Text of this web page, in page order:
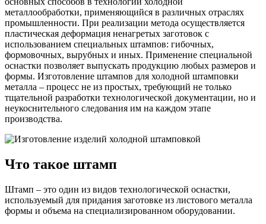
металлообработки, применяющийся в различных отраслях
промышленности. При реализации метода осуществляется
пластическая деформация ненагретых заготовок с
использованием специальных штампов: гибочных,
формовочных, вырубных и иных. Применение специальной
оснастки позволяет выпускать продукцию любых размеров и
формы. Изготовление штампов для холодной штамповки
металла – процесс не из простых, требующий не только
тщательной разработки технологической документации, но и
неукоснительного следования им на каждом этапе
производства.
Что такое штамп
Штамп – это один из видов технологической оснастки,
используемый для придания заготовке из листового металла
формы и объема на специализированном оборудовании.